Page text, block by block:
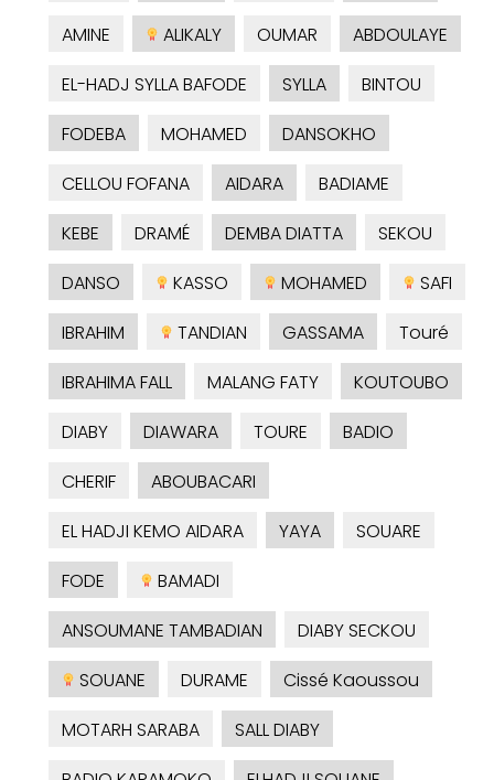
AMINE
ALIKALY OUMAR
ABDOULAYE
EL-HADJ SYLLA BAFODE
SYLLA
BINTOU
FODEBA
MOHAMED
DANSOKHO
CELLOU FOFANA
AIDARA
BADIAME
KEBE
DRAMÉ DEMBA DIATTA
SEKOU
DANSO
KASSO MOHAMED
SAFI
IBRAHIM
TANDIAN GASSAMA
Touré
IBRAHIMA FALL
MALANG FATY
KOUTOUBO
DIABY
DIAWARA TOURE
BADIO
CHERIF
ABOUBACARI
EL HADJI KEMO AIDARA
YAYA
SOUARE
FODE
BAMADI
ANSOUMANE TAMBADIAN
DIABY SECKOU
SOUANE
DURAME
Cissé Kaoussou
MOTARH SARABA
SALL DIABY